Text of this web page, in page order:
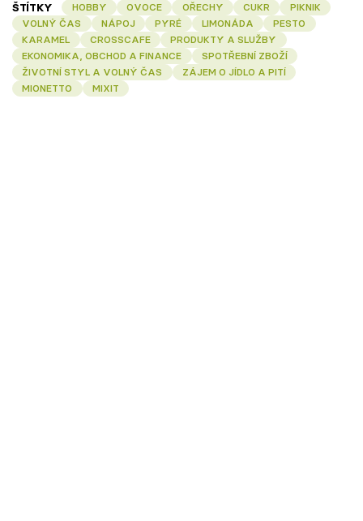
ŠTÍTKY HOBBY OVOCE OŘECHY CUKR
PIKNIK
VOLNÝ ČAS
NÁPOJ PYRÉ LIMONÁDA
PESTO
KARAMEL
CROSSCAFE
PRODUKTY A SLUŽBY
EKONOMIKA, OBCHOD A FINANCE
SPOTŘEBNÍ ZBOŽÍ
ŽIVOTNÍ STYL A VOLNÝ ČAS
ZÁJEM O JÍDLO A PITÍ
MIONETTO
MIXIT